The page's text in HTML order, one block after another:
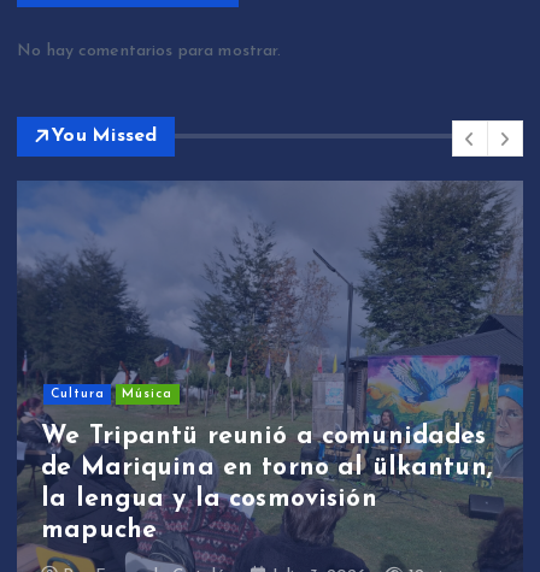
No hay comentarios para mostrar.
You Missed
Cultura Música
We Tripantü reunió a comunidades
de Mariquina en torno al ülkantun,
la lengua y la cosmovisión
mapuche